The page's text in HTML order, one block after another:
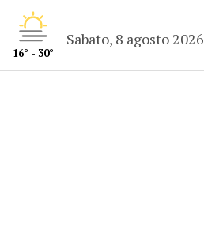
16° - 30°
Sabato, 8 agosto 2026